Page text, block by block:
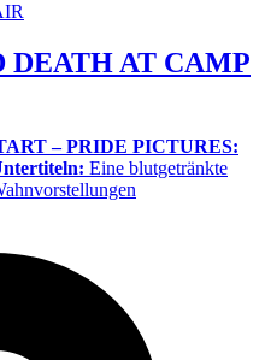
DEATH AT CAMP
– PRIDE PICTURES:
Eine blutgetränkte